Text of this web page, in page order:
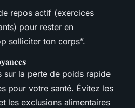
repos actif (exercices
pour rester en
solliciter ton corps”.
sur la perte de poids rapide
pour votre santé. Évitez les
les exclusions alimentaires